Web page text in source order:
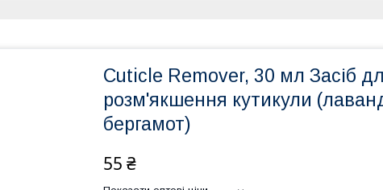
Cuticle Remover, 30 мл Засіб
розм'якшення кутикули
бергамот)
55 ₴